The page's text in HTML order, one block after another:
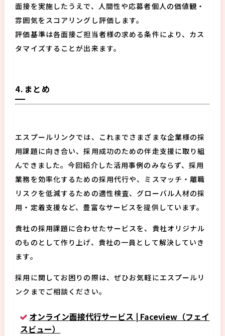
面接を実施したうえで、人間性や応募者個人の価値観・
雰囲気をスコアリングし評価します。
評価基準は各面接ご担当者様の求める条件により、カス
タマイズすることが出来ます。
4.まとめ
エスプールリンクでは、これまでさまざまな企業様の採
用課題に向き合い、採用成功のための伴走支援に取り組
んできました。今回紹介した活用事例のみならず、採用
業務を効率化するための採用代行や、ミスマッチ・離職
リスクを低減するための適性検査、グローバル人材の採
用・定着支援など、豊富なサービスを提供しています。
貴社の採用課題に合わせたサービスを、貴社オリジナル
のものとして作り上げ、貴社の一員として解決していき
ます。
採用に関してお困りの際は、ぜひお気軽にエスプールリ
ンクまでご相談ください。
オンライン面接代行サービス | Faceview（フェイ
スビュー）